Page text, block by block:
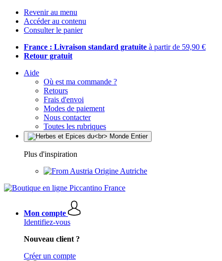
Revenir au menu
Accéder au contenu
Consulter le panier
France : Livraison standard gratuite à partir de 59,90 €
Retour gratuit
Aide
Où est ma commande ?
Retours
Frais d'envoi
Modes de paiement
Nous contacter
Toutes les rubriques
Plus d'inspiration
Origine Autriche
Mon compte
Identifiez-vous
Nouveau client ?
Créer un compte